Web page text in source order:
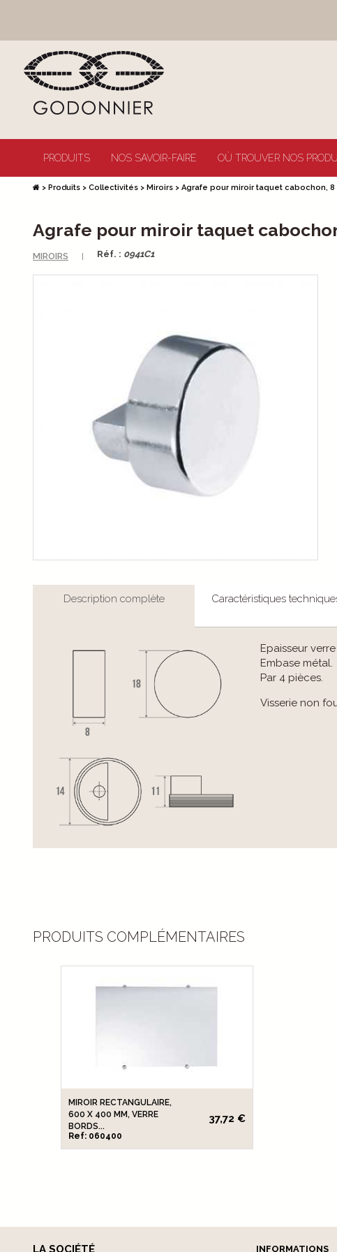
PRODUITS NOS SAVOIR-FAIRE OÙ TROUVER NOS
> Produits > Collectivités > Miroirs > Agrafe pour miroir taquet cabochon, 8
Agrafe pour miroir taquet
MIROIRS Réf. : 0941C1
Description complète Caractéristiques
Epaisseur
Embase métal.
Par 4 pièces.
Visserie non
PRODUITS COMPLÉMENTAIRES
MIROIR RECTANGULAIRE,
600 X 400 MM, VERRE
BORDS...
Ref: 060400
37,72 €
LA SOCIÉTÉ INFORMATIONS